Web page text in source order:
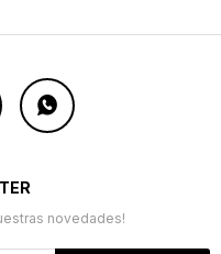

novedades!